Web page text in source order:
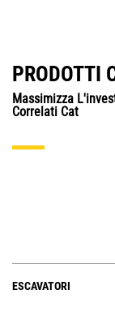
PRODOTTI
Massimizza
Correlati Cat
ESCAVATORI